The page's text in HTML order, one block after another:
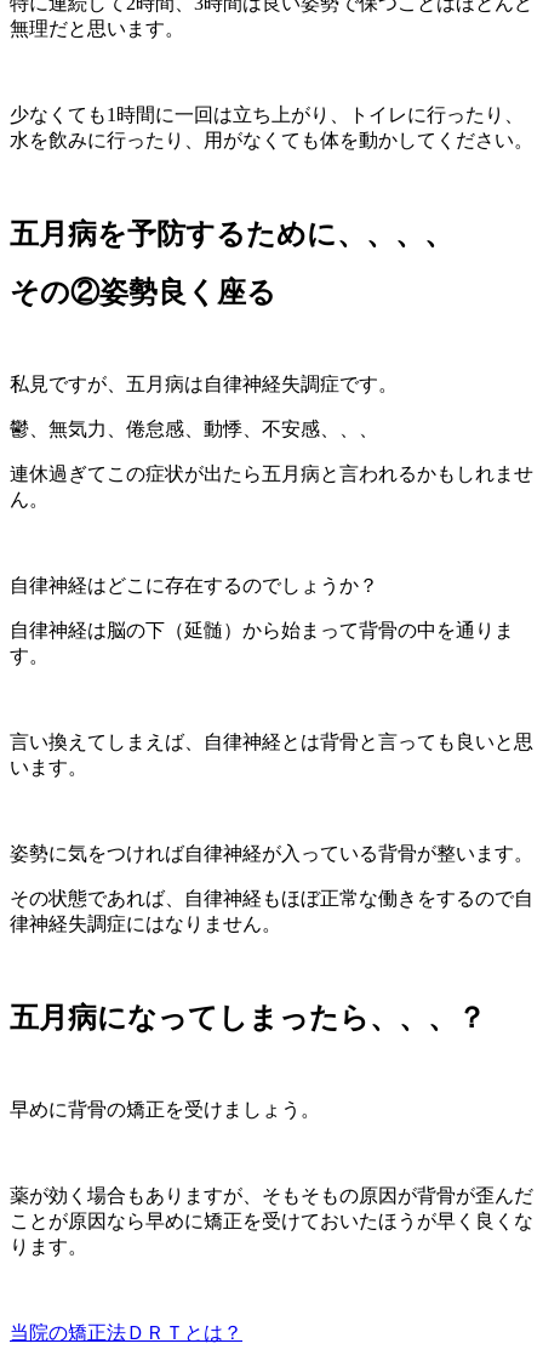
無理だと思います。
少なくても1時間に一回は立ち上がり、トイレに行ったり、
水を飲みに行ったり、用がなくても体を動かしてください。
五月病を予防するために、、、、
その②姿勢良く座る
私見ですが、五月病は自律神経失調症です。
鬱、無気力、倦怠感、動悸、不安感、、、
連休過ぎてこの症状が出たら五月病と言われるかもしれませ
ん。
自律神経はどこに存在するのでしょうか？
自律神経は脳の下（延髄）から始まって背骨の中を通りま
す。
言い換えてしまえば、自律神経とは背骨と言っても良いと思
います。
姿勢に気をつければ自律神経が入っている背骨が整います。
その状態であれば、自律神経もほぼ正常な働きをするので自
律神経失調症にはなりません。
五月病になってしまったら、、、？
早めに背骨の矯正を受けましょう。
薬が効く場合もありますが、そもそもの原因が背骨が歪んだ
ことが原因なら早めに矯正を受けておいたほうが早く良くな
ります。
当院の矯正法ＤＲＴとは？